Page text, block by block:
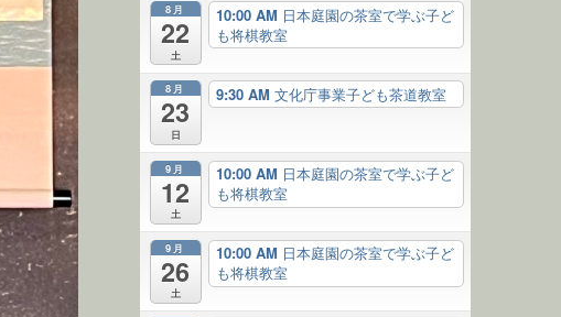
8月
22
土
10:00 AM 日本庭園の茶室で学ぶ子ど
も将棋教室
8月
23
日
9:30 AM 文化庁事業子ども茶道教室
9月
12
土
10:00 AM 日本庭園の茶室で学ぶ子ど
も将棋教室
9月
26
土
10:00 AM 日本庭園の茶室で学ぶ子ど
も将棋教室